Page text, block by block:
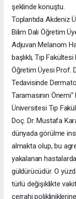
şeklinde konuştu.
Toplantıda Akdeniz
Bilim Dalı Öğretim
Adjuvan Melanom
başlıklı, Tıp
Öğretim Üyesi Prof.
Tedavisinde
Taramasının
Üniversitesi Tıp
Doç. Dr. Mustafa
dünyada görülme
almakta olup, bu
yakalanan
güldürücüdür. O
türlü değişiklikte
cerrahi